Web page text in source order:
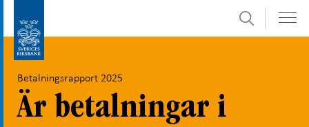
direkt
innehåll
undersidor
Sök
Betalningsrapport 2025
Är betalningar i